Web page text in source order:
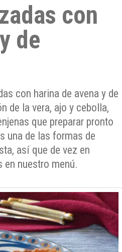
con
de
con harina de avena y de
de la vera, ajo y cebolla,
que preparar pronto
una de las formas de
así que de vez en
en nuestro menú.